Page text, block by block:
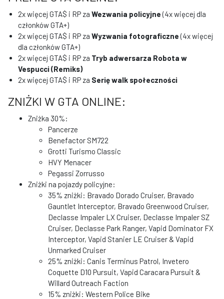
2x więcej GTA$ i RP za Wezwania policyjne(4x więcej dla
członków GTA+)
2x więcej GTA$ i RP za Wyzwania fotograficzne(4x więcej
dla członków GTA+)
2x więcej GTA$ i RP za Tryb adwersarza Robota w
Vespucci (Remiks)
2x więcej GTA$ i RP za Serię walk społeczności
ZNIŻKI W GTA ONLINE:
Zniżka 30%:
Pancerze
Benefactor SM722
Grotti Turismo Classic
HVY Menacer
Pegassi Zorrusso
Zniżki na pojazdy policyjne:
35% zniżki: Bravado Dorado Cruiser, Bravado
Gauntlet Interceptor, Bravado Greenwood Cruiser,
Declasse Impaler LX Cruiser, Declasse Impaler SZ
Cruiser, Declasse Park Ranger, Vapid Dominator FX
Interceptor, Vapid Stanier LE Cruiser & Vapid
Unmarked Cruiser
25% zniżki: Canis Terminus Patrol, Invetero
Coquette D10 Pursuit, Vapid Caracara Pursuit &
Willard Outreach Faction
15% zniżki: Western Police Bike